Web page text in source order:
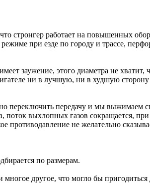
стронгер работает на повышенных
при езде по городу и трассе,
заужение, этого диаметра не хватит,
ни в лучшую, ни в худшую
переключить передачу и мы выжимаем
поток выхлопных газов сокращается,
не желательно
по размерам.
другое, что могло бы